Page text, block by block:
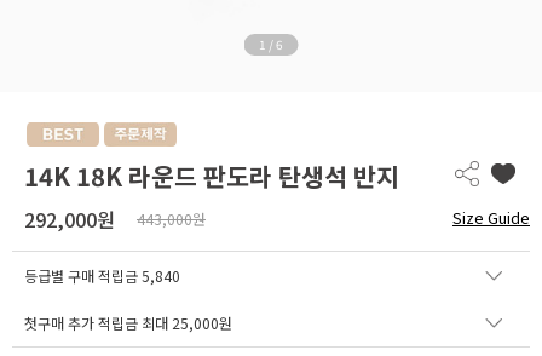
1 /6
14K 18K 라운드 판도라 탄생석 반지
292,000원 443,000원 Size Guide
등급별 구매 적립금5,840
첫구매 추가 적립금 최대 25,000원